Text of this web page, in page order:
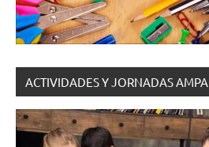
ACTIVIDADES Y JORNADAS AMPA